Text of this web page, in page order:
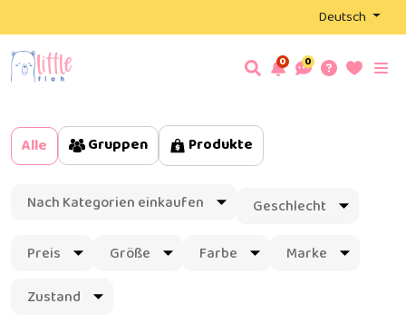
Deutsch
0 0
Alle Gruppen Produkte
Nach Kategorien einkaufen Geschlecht
Preis Größe Farbe
Marke
Zustand